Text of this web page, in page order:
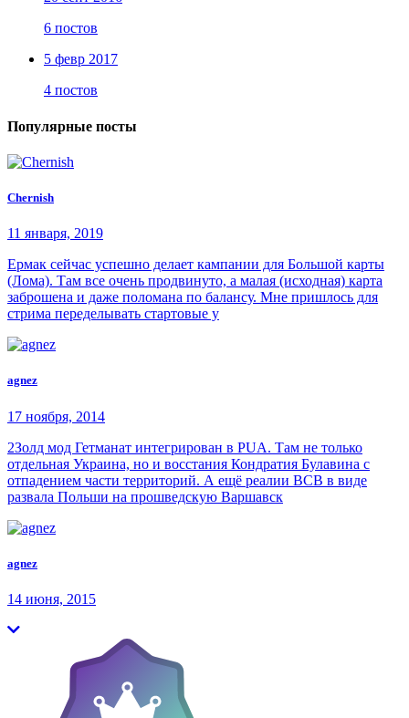
6 постов
5 февр 2017
4 постов
Популярные посты
Chernish
11 января, 2019
Ермак сейчас успешно делает кампании для Большой карты
(Лома). Там все очень продвинуто, а малая (исходная) карта
заброшена и даже поломана по балансу. Мне пришлось для
стрима переделывать стартовые у
agnez
17 ноября, 2014
2Золд мод Гетманат интегрирован в PUA. Там не только
отдельная Украина, но и восстания Кондратия Булавина с
отпадением части территорий. А ещё реалии ВСВ в виде
развала Польши на прошведскую Варшавск
agnez
14 июня, 2015